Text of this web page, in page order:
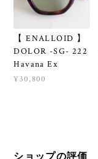
【 ENALLOID 】
DOLOR -SG- 222
Havana Ex
¥30,800
ショップの評価